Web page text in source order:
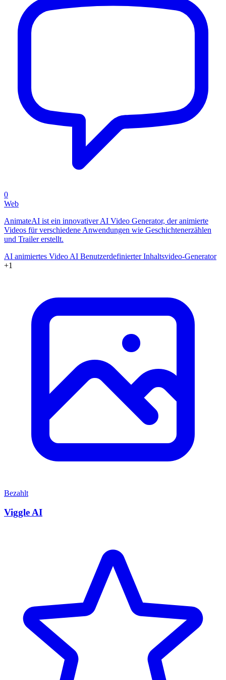
0
Web
AnimateAI ist ein innovativer AI Video Generator, der animierte
Videos für verschiedene Anwendungen wie Geschichtenerzählen
und Trailer erstellt.
AI animiertes Video AI Benutzerdefinierter Inhaltsvideo-Generator
+1
Bezahlt
Viggle AI